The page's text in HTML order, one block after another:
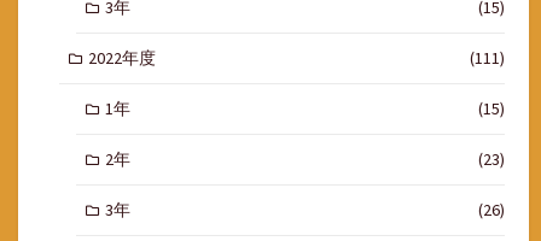
3年 (15)
2022年度 (111)
1年 (15)
2年 (23)
3年 (26)